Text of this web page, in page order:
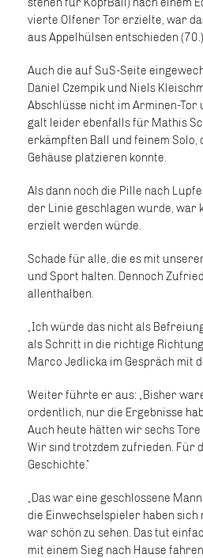
vierte Olfener Tor erzielte, war
aus Appelhülsen entschieden
Auch die auf SuS-Seite
Daniel Czempik und Niels
Abschlüsse nicht im Arminen-Tor
galt leider ebenfalls für Mathis
erkämpften Ball und feinem
Gehäuse platzieren konnte.
Als dann noch die Pille nach
der Linie geschlagen wurde, war
erzielt werden würde.
Schade für alle, die es mit
und Sport halten. Dennoch
allenthalben.
„Ich würde das nicht als
als Schritt in die richtige
Marco Jedlicka im Gespräch mit
Weiter führte er aus: „Bisher
ordentlich, nur die Ergebnisse
Auch heute hätten wir sechs
Wir sind trotzdem zufrieden. Für
Geschichte.“
„Das war eine geschlossene
die Einwechselspieler haben sich
war schön zu sehen. Das tut
mit einem Sieg nach Hause